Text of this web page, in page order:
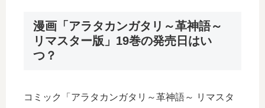
漫画「アラタカンガタリ～革神語～
リマスター版」19巻の発売日はい
つ？
コミック「アラタカンガタリ～革神語～ リマスタ